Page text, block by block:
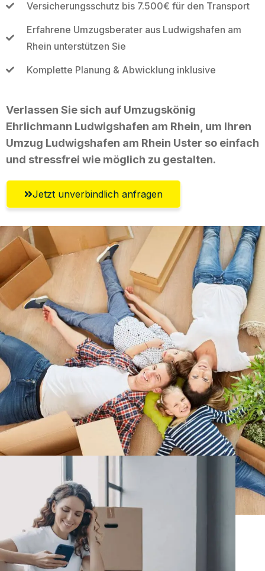
Versicherungsschutz bis 7.500€ für den Transport
Erfahrene Umzugsberater aus Ludwigshafen am
Rhein unterstützen Sie
Komplette Planung & Abwicklung inklusive
Verlassen Sie sich auf Umzugskönig
Ehrlichmann Ludwigshafen am Rhein, um Ihren
Umzug Ludwigshafen am Rhein Uster so einfach
und stressfrei wie möglich zu gestalten.
Jetzt unverbindlich anfragen